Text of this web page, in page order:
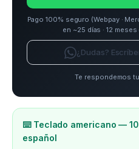
Pago 100% seguro (Webpay ·
en ~25 días · 12
¿Dudas?
Te respondemos
⌨️ Teclado americano —
español